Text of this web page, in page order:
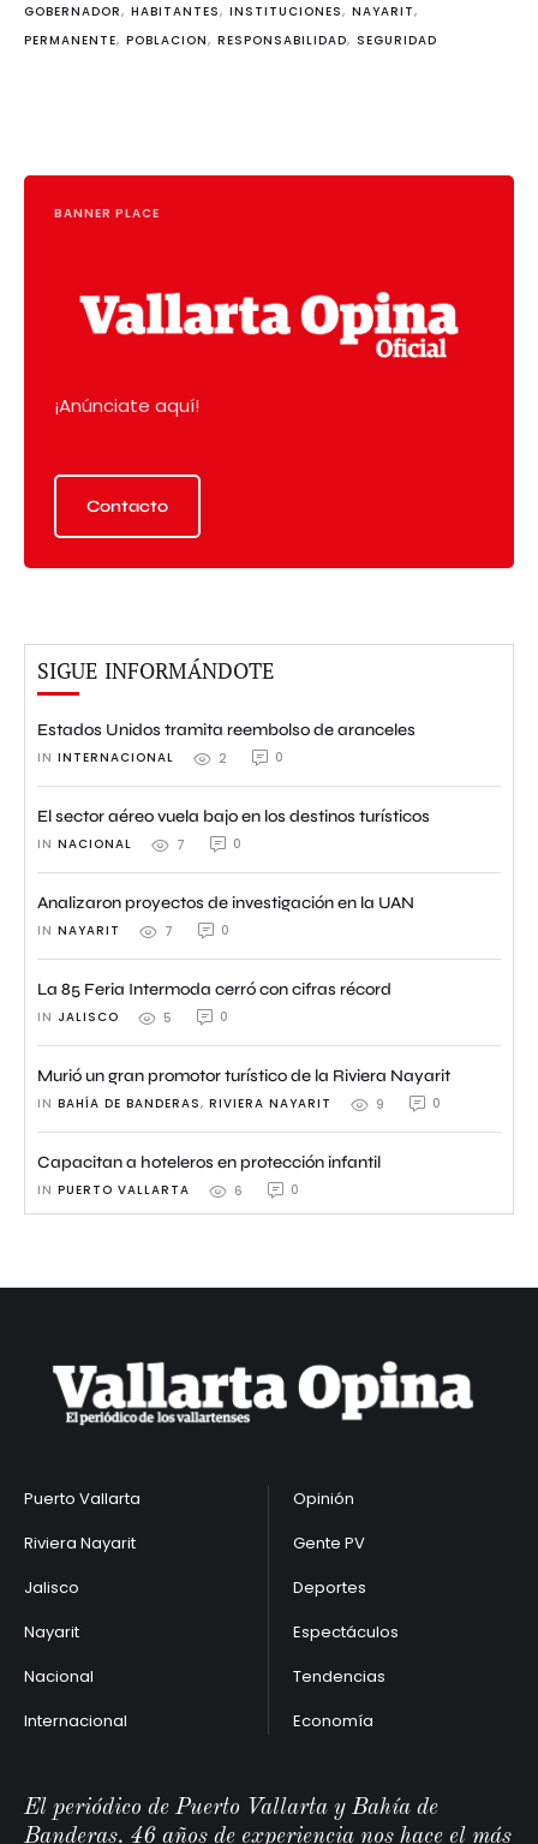
GOBERNADOR, HABITANTES, INSTITUCIONES, NAYARIT,
PERMANENTE, POBLACION, RESPONSABILIDAD, SEGURIDAD
BANNER PLACE
¡Anúnciate aquí!
Contacto
SIGUE INFORMÁNDOTE
Estados Unidos tramita reembolso de aranceles
IN INTERNACIONAL 2 0
El sector aéreo vuela bajo en los destinos turísticos
IN NACIONAL 7 0
Analizaron proyectos de investigación en la UAN
IN NAYARIT 7 0
La 85 Feria Intermoda cerró con cifras récord
IN JALISCO 5 0
Murió un gran promotor turístico de la Riviera Nayarit
IN BAHÍA DE BANDERAS, RIVIERA NAYARIT 9 0
Capacitan a hoteleros en protección infantil
IN PUERTO VALLARTA 6 0
Puerto Vallarta
Riviera Nayarit
Jalisco
Nayarit
Nacional
Internacional
Opinión
Gente PV
Deportes
Espectáculos
Tendencias
Economía
El periódico de Puerto Vallarta y Bahía de
Banderas. 46 años de experiencia nos hace el más